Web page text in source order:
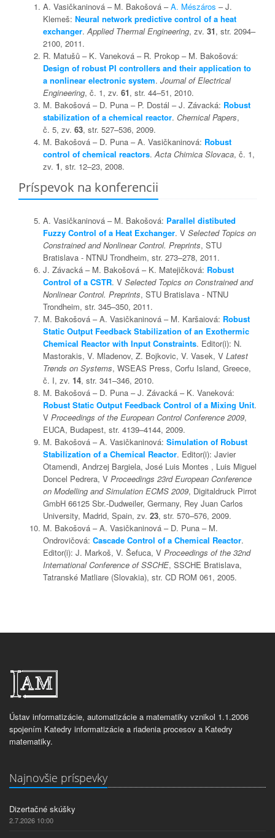
A. Vasičkaninová – M. Bakošová –A. Mészáros – J.
Klemeš: Neural network predictive control of a heat
exchanger.Applied Thermal Engineering, zv. 31, str. 2094–
2100, 2011.
R. Matušů – K. Vaneková – R. Prokop – M. Bakošová:
Design of robust PI controllers and their application to
a nonlinear electronic system. Journal of Electrical
Engineering, č. 1, zv. 61, str. 44–51, 2010.
M. Bakošová – D. Puna – P. Dostál – J. Závacká: Robust
stabilization of a chemical reactor. Chemical Papers,
č. 5, zv. 63, str. 527–536, 2009.
M. Bakošová – D. Puna – A. Vasičkaninová: Robust
control of chemical reactors.Acta Chimica Slovaca, č. 1,
zv. 1, str. 12–23, 2008.
Príspevok na konferencii
A. Vasičkaninová – M. Bakošová: Parallel distibuted
Fuzzy Control of a Heat Exchanger. V Selected Topics on
Constrained and Nonlinear Control. Preprints, STU
Bratislava - NTNU Trondheim, str. 273–278, 2011.
J. Závacká – M. Bakošová – K. Matejičková: Robust
Control of a CSTR. V Selected Topics on Constrained and
Nonlinear Control. Preprints, STU Bratislava - NTNU
Trondheim, str. 345–350, 2011.
M. Bakošová – A. Vasičkaninová – M. Karšaiová: Robust
Static Output Feedback Stabilization of an Exothermic
Chemical Reactor with Input Constraints. Editor(i): N.
Mastorakis, V. Mladenov, Z. Bojkovic, V. Vasek, V Latest
Trends on Systems, WSEAS Press, Corfu Island, Greece,
č. I, zv. 14, str. 341–346, 2010.
M. Bakošová – D. Puna – J. Závacká – K. Vaneková:
Robust Static Output Feedback Control of a Mixing Unit.
V Proceedings of the European Control Conference 2009,
EUCA, Budapest, str. 4139–4144, 2009.
M. Bakošová – A. Vasičkaninová: Simulation of Robust
Stabilization of a Chemical Reactor. Editor(i): Javier
Otamendi, Andrzej Bargiela, José Luis Montes , Luis Miguel
Doncel Pedrera, V Proceedings 23rd European Conference
on Modelling and Simulation ECMS 2009, Digitaldruck Pirrot
GmbH 66125 Sbr.-Dudweiler, Germany, Rey Juan Carlos
University, Madrid, Spain, zv. 23, str. 570–576, 2009.
M. Bakošová – A. Vasičkaninová – D. Puna – M.
Ondrovičová: Cascade Control of a Chemical Reactor.
Editor(i): J. Markoš, V. Šefuca, V Proceedings of the 32nd
International Conference of SSCHE, SSCHE Bratislava,
Tatranské Matliare (Slovakia), str. CD ROM 061, 2005.
Ústav informatizácie, automatizácie a matematiky vznikol 1.1.2006
spojením Katedry informatizácie a riadenia procesov a Katedry
matematiky.
Najnovšie príspevky
Dizertačné skúšky
2.7.2026 10:00